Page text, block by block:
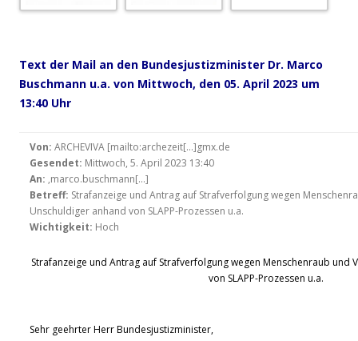
Text der Mail an den Bundesjustizminister Dr. Marco
Buschmann u.a. von Mittwoch, den 05. April 2023 um
13:40 Uhr
Von: ARCHEVIVA [mailto:archezeit[…]gmx.de
Gesendet: Mittwoch, 5. April 2023 13:40
An: ‚marco.buschmann[…]
Betreff: Strafanzeige und Antrag auf Strafverfolgung wegen
Unschuldiger anhand von SLAPP-Prozessen u.a.
Wichtigkeit: Hoch
Strafanzeige und Antrag auf Strafverfolgung wegen Menschenraub und
von SLAPP-Prozessen u.a.
Sehr geehrter Herr Bundesjustizminister,